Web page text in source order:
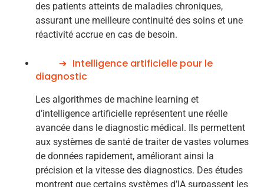
des patients atteints de maladies chroniques,
assurant une meilleure continuité des soins et une
réactivité accrue en cas de besoin.
Intelligence artificielle pour le
diagnostic
Les algorithmes de machine learning et
d’intelligence artificielle représentent une réelle
avancée dans le diagnostic médical. Ils permettent
aux systèmes de santé de traiter de vastes volumes
de données rapidement, améliorant ainsi la
précision et la vitesse des diagnostics. Des études
montrent que certains systèmes d’IA surpassent les